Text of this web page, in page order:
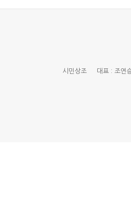
시민상조 대표 : 조